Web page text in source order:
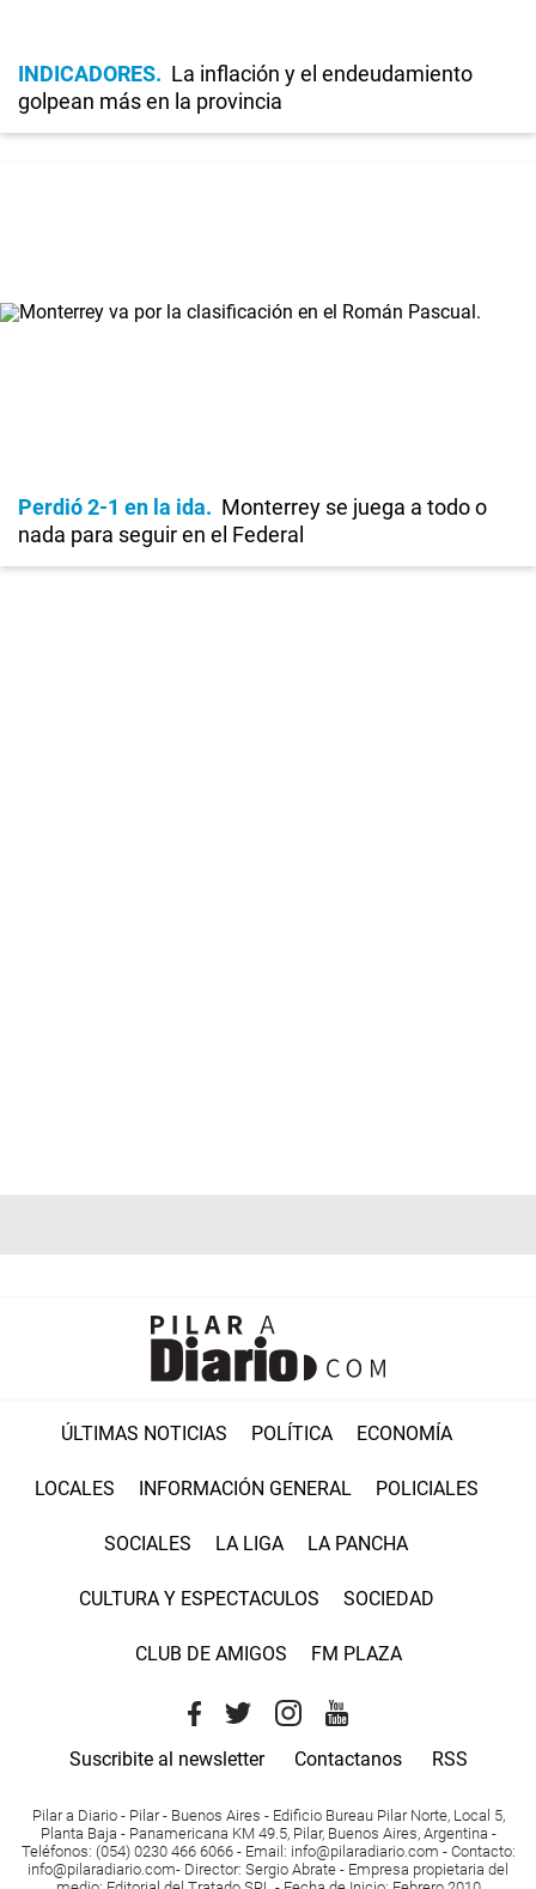
INDICADORES
La inflación y el endeudamiento
golpean más en la provincia
Perdió 2-1 en la ida
Monterrey se juega a todo o
nada para seguir en el Federal
ÚLTIMAS NOTICIAS POLÍTICA ECONOMÍA
LOCALES INFORMACIÓN GENERAL POLICIALES
SOCIALES LA LIGA LA PANCHA
CULTURA Y ESPECTACULOS SOCIEDAD
CLUB DE AMIGOS FM PLAZA
Suscribite al newsletter Contactanos RSS
Pilar a Diario - Pilar - Buenos Aires - Edificio Bureau Pilar Norte, Local 5,
Planta Baja - Panamericana KM 49.5, Pilar, Buenos Aires, Argentina -
Teléfonos: (054) 0230 466 6066 - Email : info@pilaradiario.com - Contacto:
info@pilaradiario.com- Director: Sergio Abrate - Empresa propietaria del